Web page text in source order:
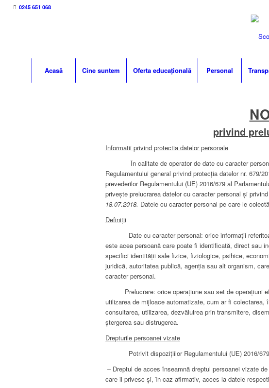
0245 651 068
Acasă Cine suntem Oferta educațională Personal
privind
Informatii privind protectia datelor personale
În calitate de operator de date cu caracter personal,
Regulamentului general privind protecția datelor nr. 679/
prevederilor Regulamentului (UE) 2016/679 al
priveşte prelucrarea datelor cu caracter personal şi
18.07.2018. Datele cu caracter personal pe care le
Definiții
Date cu caracter personal: orice informaţii
este acea persoană care poate fi identificată, direct sau
specifici identităţii sale fizice, fiziologice, psihice,
juridică, autoritatea publică, agenția sau alt organism,
caracter personal.
Prelucrare: orice operațiune sau set de operațiuni
utilizarea de mijloace automatizate, cum ar fi colectarea,
consultarea, utilizarea, dezvăluirea prin transmitere,
ștergerea sau distrugerea.
Drepturile persoanei vizate
Potrivit dispoziţiilor Regulamentului (UE) 2016/679,
– Dreptul de acces înseamnă dreptul persoanei vizate
care il privesc și, în caz afirmativ, acces la datele